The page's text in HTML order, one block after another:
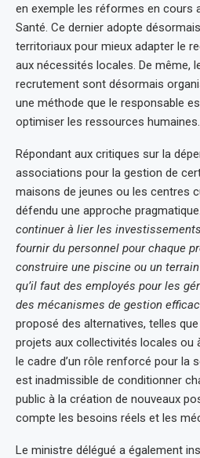
en exemple les réformes en cours
Santé. Ce dernier adopte
territoriaux pour mieux adapter le
aux nécessités locales. De même,
recrutement sont désormais
une méthode que le responsable
optimiser les ressources humaines.
Répondant aux critiques sur la
associations pour la gestion de
maisons de jeunes ou les centres
défendu une approche
continuer à lier les investissements
fournir du personnel pour chaque
construire une piscine ou un
qu’il faut des employés pour les
des mécanismes de gestion
proposé des alternatives, telles
projets aux collectivités locales ou
le cadre d’un rôle renforcé pour la
est inadmissible de conditionner
public à la création de nouveaux
compte les besoins réels et les
Le ministre délégué a également